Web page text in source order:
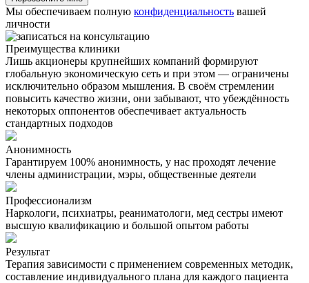
Мы обеспечиваем полную конфиденциальность вашей
личности
Преимущества клиники
Лишь акционеры крупнейших компаний формируют
глобальную экономическую сеть и при этом — ограничены
исключительно образом мышления. В своём стремлении
повысить качество жизни, они забывают, что убеждённость
некоторых оппонентов обеспечивает актуальность
стандартных подходов
Анонимность
Гарантируем 100% анонимность, у нас проходят лечение
члены администрации, мэры, общественные деятели
Профессионализм
Наркологи, психиатры, реаниматологи, мед сестры имеют
высшую квалификацию и большой опытом работы
Результат
Терапия зависимости с применением современных методик,
составление индивидуального плана для каждого пациента